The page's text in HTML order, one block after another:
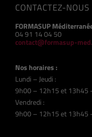
CONTACTEZ-NOUS
FORMASUP
04 91 14 04 50
contact@formasup-
Nos horaires :
Lundi – Jeudi :
9h00 – 12h15 et 13h45
Vendredi :
9h00 – 12h15 et 13h45